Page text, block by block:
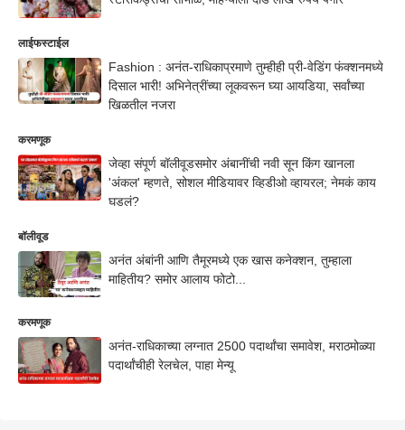
लाईफस्टाईल
Fashion : अनंत-राधिकाप्रमाणे तुम्हीही प्री-वेडिंग फंक्शनमध्ये
दिसाल भारी! अभिनेत्रींच्या लूकवरून घ्या आयडिया, सर्वांच्या
खिळतील नजरा
करमणूक
जेव्हा संपूर्ण बॉलीवूडसमोर अंबानींची नवी सून किंग खानला
'अंकल' म्हणते, सोशल मीडियावर व्हिडीओ व्हायरल; नेमकं काय
घडलं?
बॉलीवूड
अनंत अंबांनी आणि तैमूरमध्ये एक खास कनेक्शन, तुम्हाला
माहितीय? समोर आलाय फोटो...
करमणूक
अनंत-राधिकाच्या लग्नात 2500 पदार्थांचा समावेश, मराठमोळ्या
पदार्थांचीही रेलचेल, पाहा मेन्यू